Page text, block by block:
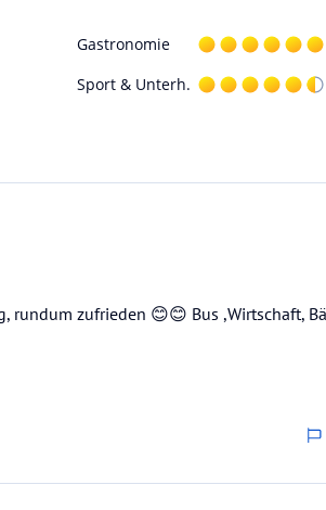
Gastronomie
Sport & Unterh.
rundum zufrieden 😊😊 Bus ,Wirtschaft,